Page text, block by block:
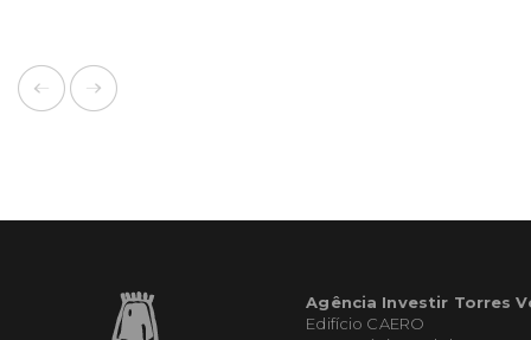
Agência Investir Torres
Edifício CAERO